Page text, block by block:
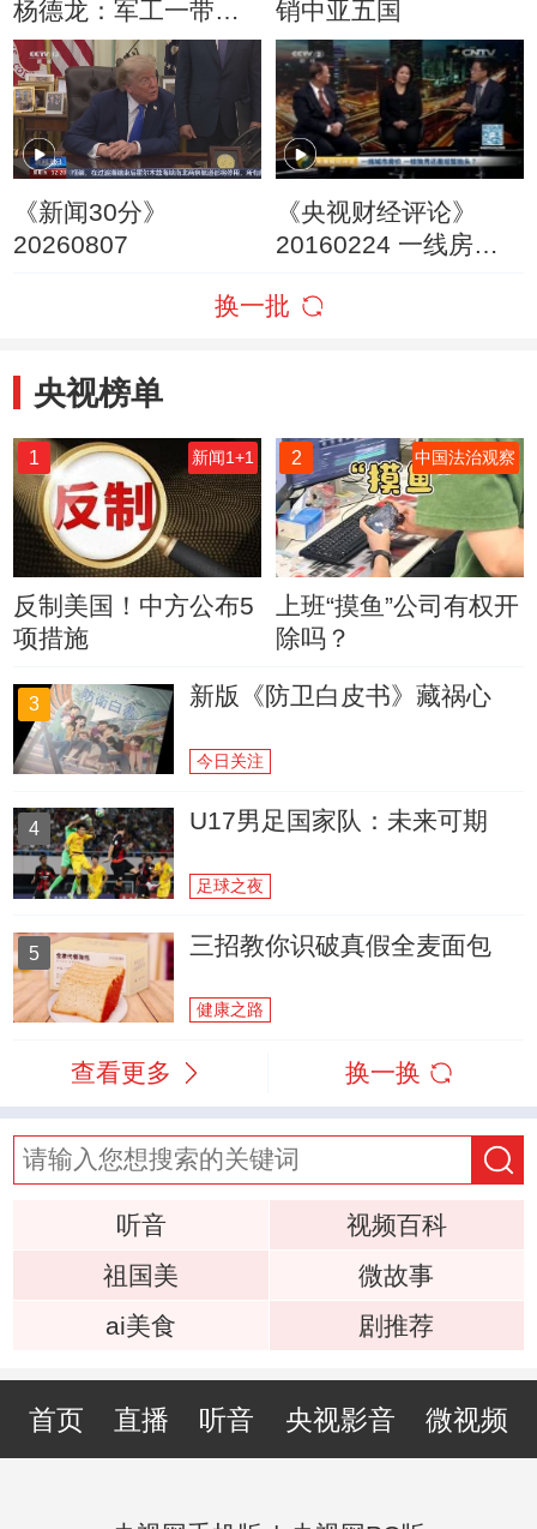
杨德龙：军工一带一
路受益于政策利好 有
望成为全年主题
销中亚五国
《新闻30分》
20260807
《央视财经评论》
20160224 一线房价
头？
换一批
央视榜单
1 新闻1+1
反制美国！中方公布5
项措施
2 中国法治观察
上班“摸鱼”公司有权开
除吗？
3 新版《防卫白皮书》藏祸心
今日关注
4 U17男足国家队：未来可期
足球之夜
5 三招教你识破真假全麦面包
健康之路
查看更多 换一换
听音
视频百科
祖国美
微故事
ai美食
剧推荐
首页 直播 听音 央视影音 微视频